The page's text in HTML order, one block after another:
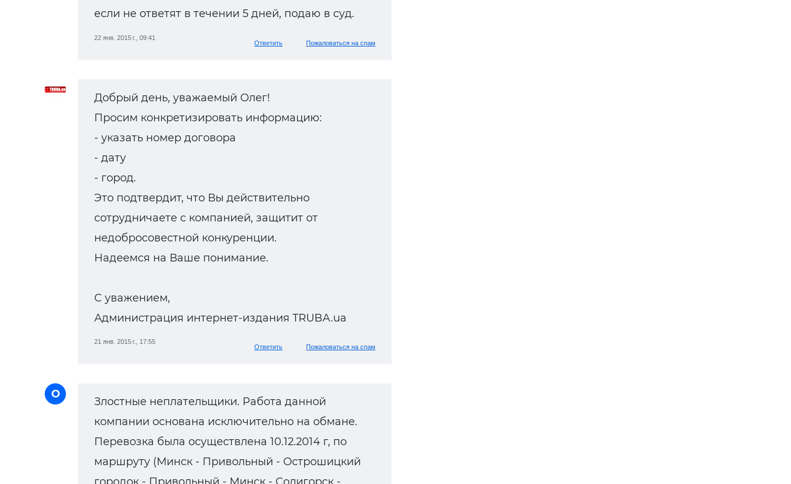
если не ответят в течении 5 дней, подаю в суд.
22 янв. 2015 г., 09:41
Ответить Пожаловаться на спам
Добрый день, уважаемый Олег!
Просим конкретизировать информацию:
- указать номер договора
- дату
- город.
Это подтвердит, что Вы действительно
сотрудничаете с компанией, защитит от
недобросовестной конкуренции.
Надеемся на Ваше понимание.
С уважением,
Администрация интернет-издания TRUBA.ua
21 янв. 2015 г., 17:55
Ответить Пожаловаться на спам
О
Злостные неплательщики. Работа данной
компании основана исключительно на обмане.
Перевозка была осуществлена 10.12.2014 г, по
маршруту (Минск - Привольный - Острошицкий